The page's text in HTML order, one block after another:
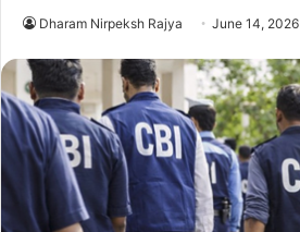
Dharam Nirpeksh Rajya June 14, 2026